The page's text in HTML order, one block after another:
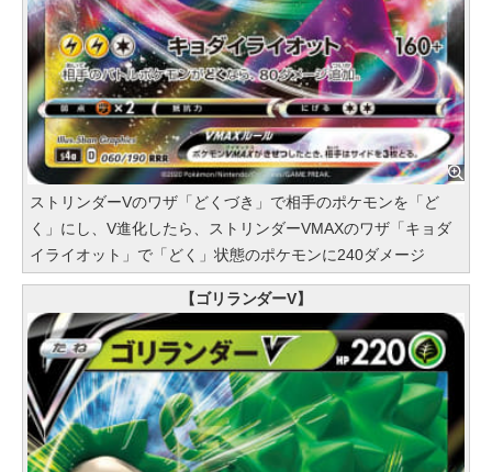
ストリンダーVのワザ「どくづき」で相手のポケモンを「ど
く」にし、V進化したら、ストリンダーVMAXのワザ「キョダ
イライオット」で「どく」状態のポケモンに240ダメージ
【ゴリランダーV】